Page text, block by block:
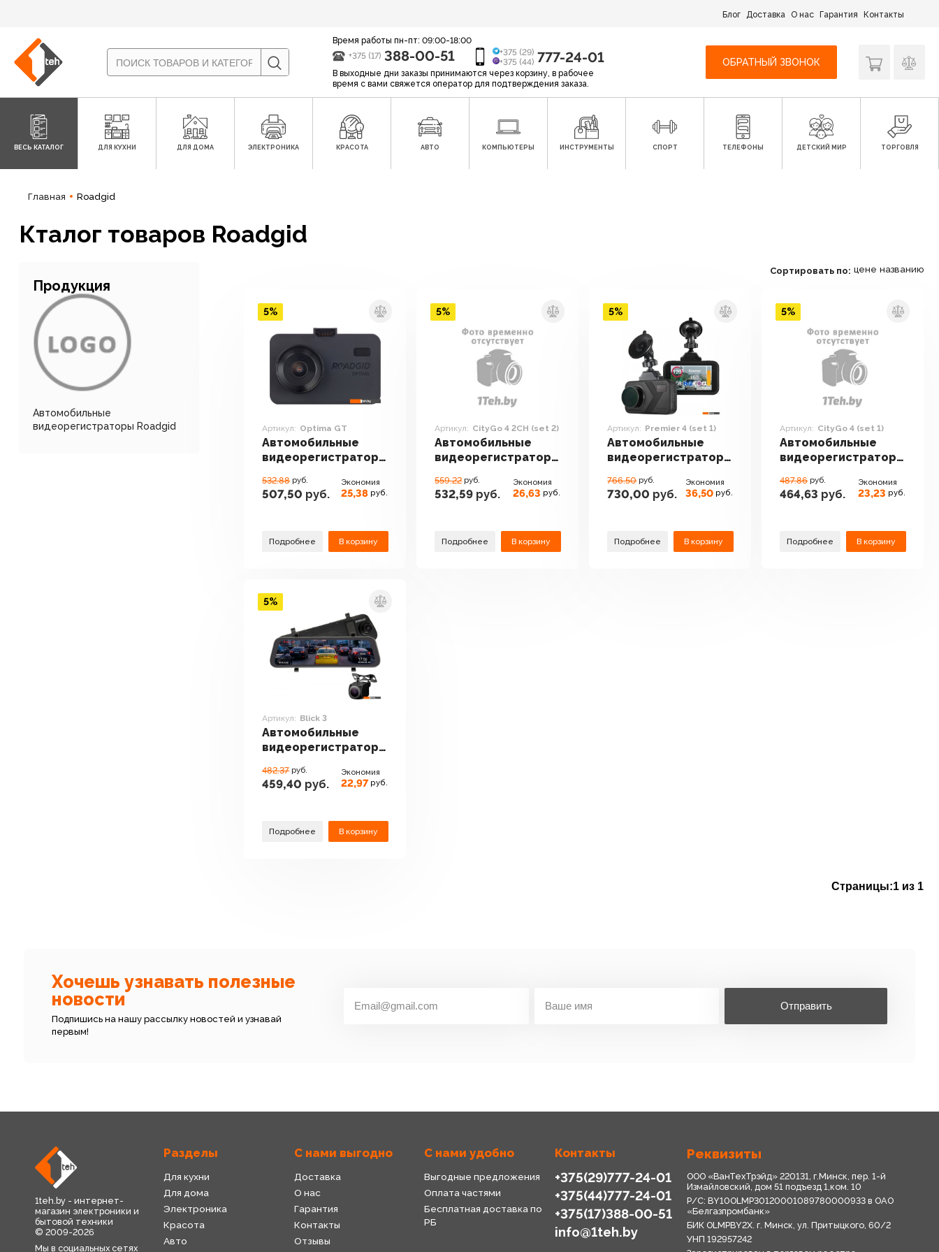
Блог Доставка О нас Гарантия Контакты
Время работы пн-пт: 09:00-18:00
+375 (17) 388-00-51
+375 (29)
+375 (44) 777-24-01
В выходные дни заказы принимаются через корзину, в рабочее
время с вами свяжется оператор для подтверждения заказа.
ОБРАТНЫЙ ЗВОНОК
ВЕСЬ КАТАЛОГ ДЛЯ КУХНИ ДЛЯ ДОМА ЭЛЕКТРОНИКА КРАСОТА АВТО КОМПЬЮТЕРЫ ИНСТРУМЕНТЫ СПОРТ ТЕЛЕФОНЫ ДЕТСКИЙ МИР ТОРГОВЛЯ
Главная Roadgid
Кталог товаров Roadgid
Продукция
Автомобильные
видеорегистраторы Roadgid
Сортировать по: цене названию
Артикул: Optima GT
Автомобильные
видеорегистраторы
532.88 руб.
507,50 руб.
Экономия
25,38 руб.
Подробнее В корзину
5%
Артикул: CityGo 4 2CH (set 2)
Автомобильные
видеорегистраторы
2CH (set 2)
559.22 руб.
532,59 руб.
Экономия
26,63 руб.
Подробнее В корзину
5%
Артикул: Premier 4 (set 1)
Автомобильные
видеорегистраторы
(set 1)
766.50 руб.
730,00 руб.
Экономия
36,50 руб.
Подробнее В корзину
5%
Артикул: CityGo 4 (set 1)
Автомобильные
видеорегистраторы
(set 1)
487.86 руб.
464,63 руб.
Экономия
23,23 руб.
Подробнее В корзину
5%
Артикул: Blick 3
Автомобильные
видеорегистраторы
482.37 руб.
459,40 руб.
Экономия
22,97 руб.
Подробнее В корзину
5%
Страницы:1 из 1
Хочешь узнавать полезные
новости
Подпишись на нашу рассылку новостей и узнавай
первым!
Отправить
1teh.by - интернет-
магазин электроники и
бытовой техники
© 2009-2026
Мы в социальных сетях
Разделы
Для кухни
Для дома
Электроника
Красота
Авто
С нами выгодно
Доставка
О нас
Гарантия
Контакты
Отзывы
С нами удобно
Выгодные предложения
Оплата частями
Бесплатная доставка по
РБ
Контакты
+375(29)777-24-01
+375(44)777-24-01
+375(17)388-00-51
info@1teh.by
Реквизиты
ООО «ВанТехТрэйд» 220131, г.Минск, пер. 1-й
Измайловский, дом 51 подъезд 1,ком. 10
Р/С: BY10OLMP30120001089780000933 в OАО
«Белгазпромбанк»
БИК OLMPBY2X. г. Минск, ул. Притыцкого, 60/2
УНП 192957242